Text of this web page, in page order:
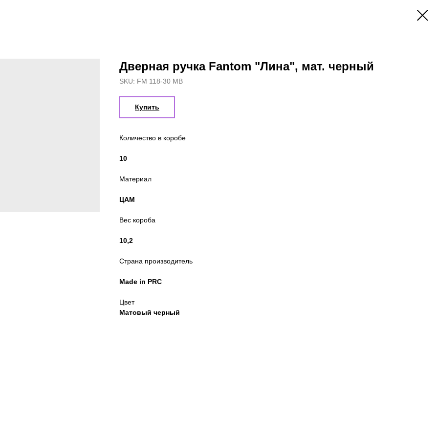
Дверная ручка Fantom "Лина", мат. черный
SKU: FM 118-30 MB
Купить
Количество в коробе
10
Материал
ЦАМ
Вес короба
10,2
Страна производитель
Made in PRC
Цвет
Матовый черный